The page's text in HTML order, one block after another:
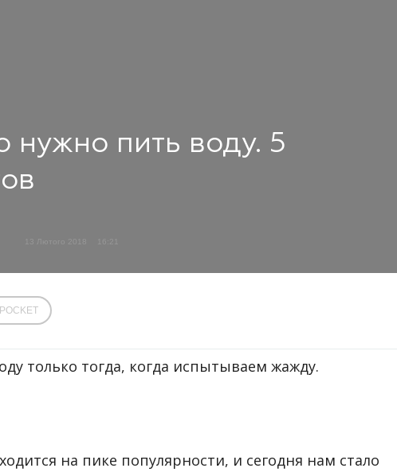
нужно пить воду. 5
13 Лютого 2018
POCKET
только тогда, когда испытываем жажду.
на пике популярности, и сегодня нам стало